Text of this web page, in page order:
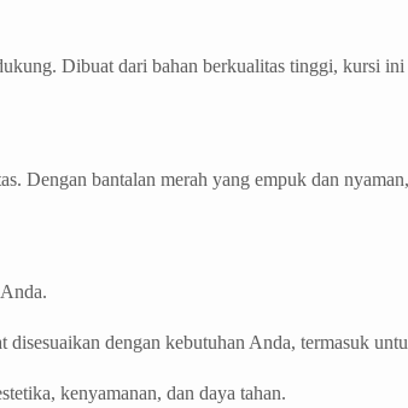
Dibuat dari bahan berkualitas tinggi, kursi
Dengan bantalan merah yang empuk dan
dengan kebutuhan Anda, termasuk
kenyamanan, dan daya tahan.